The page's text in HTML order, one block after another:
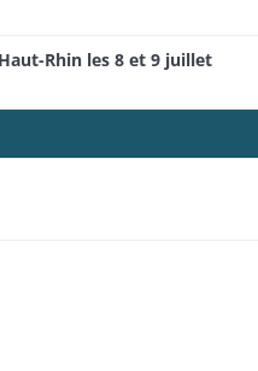
Rhin les 8 et 9 juillet